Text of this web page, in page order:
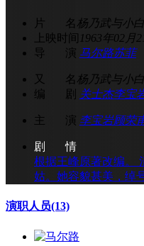
片 名 杨乃武与小
上映时间 1963年02月
导 演 马尔路苏菲
又 名 杨乃武与小
编 剧
关士杰李宝
主 演 李宝岩顾荣
剧 情
根据王峰原著改编。
姑。她容貌甚美，绰
演职人员(13)